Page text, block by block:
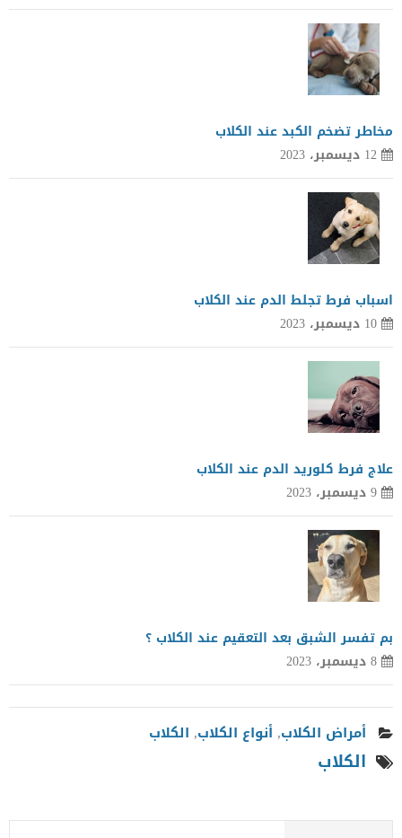
مخاطر تضخم الكبد عند الكلاب
12 ديسمبر، 2023
اسباب فرط تجلط الدم عند الكلاب
10 ديسمبر، 2023
علاج فرط كلوريد الدم عند الكلاب
9 ديسمبر، 2023
بم تفسر الشبق بعد التعقيم عند الكلاب ؟
8 ديسمبر، 2023
أمراض الكلاب, أنواع الكلاب, الكلاب
الكلاب